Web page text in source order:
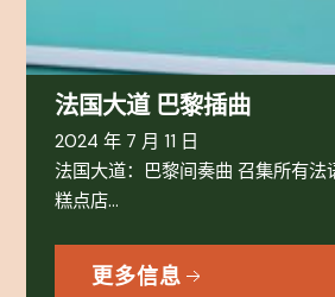
法国大道 巴黎插曲
2024 年 7 月 11 日
法国大道：巴黎间奏曲 召集所有
糕点店...
更多信息